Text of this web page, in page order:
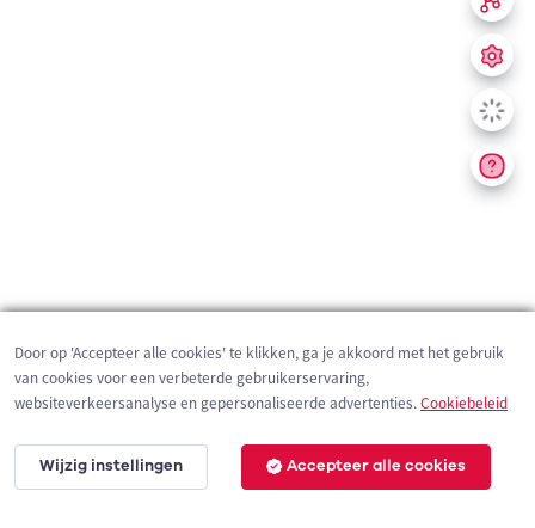
200 m
Door op 'Accepteer alle cookies' te klikken, ga je akkoord met het gebruik
van cookies voor een verbeterde gebruikerservaring,
websiteverkeersanalyse en gepersonaliseerde advertenties.Cookiebeleid
Wijzig instellingen Accepteer alle cookies